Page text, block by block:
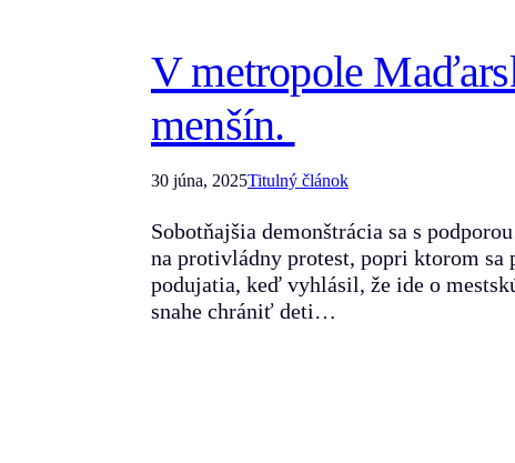
V metropole
menšín.
30 júna, 2025Titulný článok
Sobotňajšia demonštrácia sa s
na protivládny protest, popri ktorom sa
podujatia, keď vyhlásil, že ide o
snahe chrániť deti…